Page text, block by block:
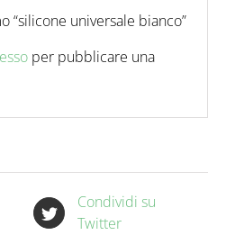
“silicone universale bianco”
per pubblicare una
Condividi su
Twitter